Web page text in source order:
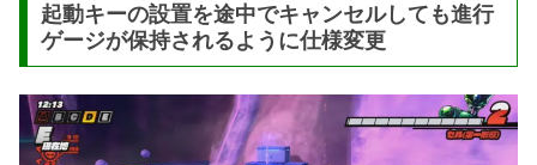
起動キーの設置を途中でキャンセルしても進行
ゲージが保持されるように仕様変更